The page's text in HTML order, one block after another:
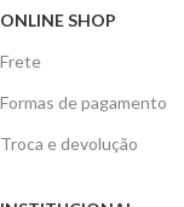
ONLINE SHOP
Frete
Formas de pagamento
Troca e devolução